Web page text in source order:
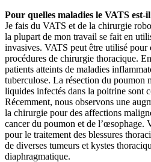
Pour quelles maladies le VATS est-
Je fais du VATS et de la chirurgie
la plupart de mon travail se fait en
invasives. VATS peut être utilisé pour
procédures de chirurgie thoracique.
patients atteints de maladies
tuberculose. La résection du poumon
liquides infectés dans la poitrine sont
Récemment, nous observons une
la chirurgie pour des affections
cancer du poumon et de l’œsophage.
pour le traitement des blessures
de diverses tumeurs et kystes
diaphragmatique.